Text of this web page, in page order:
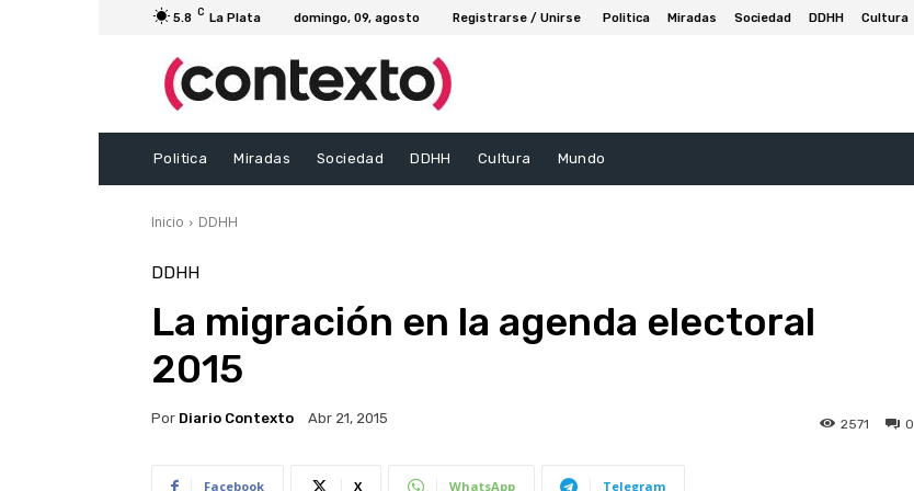
5.8 C La Plata domingo, 09, agosto Registrarse / Unirse Politica Miradas Sociedad DDHH Cultura
Politica Miradas Sociedad DDHH Cultura Mundo
Inicio DDHH
DDHH
La migración en la agenda electoral
2015
Por Diario Contexto Abr 21, 2015 0
2571
Facebook X WhatsApp Telegram